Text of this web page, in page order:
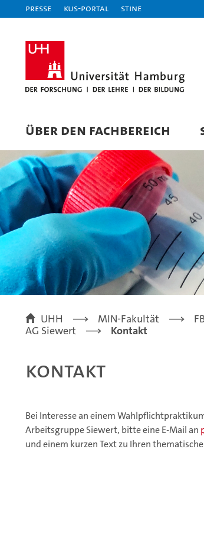
Presse KUS-Portal STiNE
ÜBER DEN FACHBEREICH
UHH MIN-Fakultät
AG Siewert
Kontakt
Kontakt
Bei Interesse an einem
Arbeitsgruppe Siewert, bitte eine E-Mail an
und einem kurzen Text zu Ihren